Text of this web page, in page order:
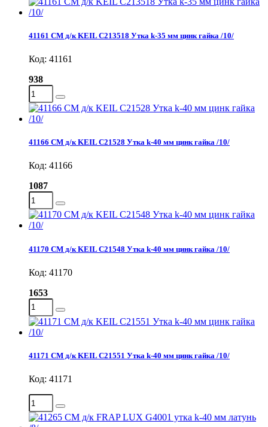
41161 СМ д/к KEIL C213518 Утка k-35 мм цинк гайка /10/
Код: 41161
938
41166 СМ д/к KEIL C21528 Утка k-40 мм цинк гайка /10/
Код: 41166
1087
41170 СМ д/к KEIL С21548 Утка k-40 мм цинк гайка /10/
Код: 41170
1653
41171 СМ д/к KEIL С21551 Утка k-40 мм цинк гайка /10/
Код: 41171